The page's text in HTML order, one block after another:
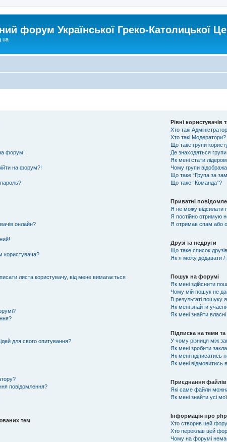
форум Української Греко-Католицької
форум!
на форум?!
онлайн?
користувача?
листа користувачу, від мене вимагається
для свого опитування?
повідомлення?
тем
Рівні користувачів
Хто такі
Хто такі Модератори?
Що таке групи
Де знаходяться групи
Як мені стати
Чому групи
Що таке “Група за
Що таке “Команда”?
Приватні
Я не можу відсилати
Я постійно отримую
Я отримав спам або
Друзі та недруги
Що таке список
Як я можу додавати /
Пошук на форумі
Як мені здійснити
Чому мій пошук не
В результаті пошуку
Як мені знайти
Як мені знайти
Підписка на теми та
У чому різниця між
Як мені зробити
Як мені підписатись
Як мені відмовитись
Приєднання файлів
Які саме файли
Як мені знайти усі
Інформація про
Хто створив цей
Хто переклав цей
Чому на форумі